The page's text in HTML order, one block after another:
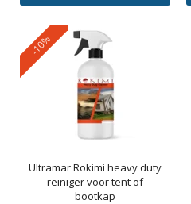
-10%
UltramarRokimi heavy duty
reiniger voor tent of
bootkap